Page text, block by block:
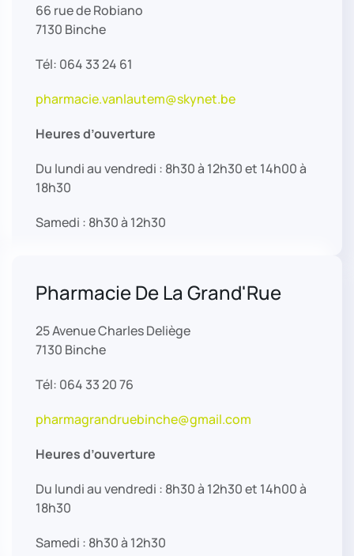
66 rue de Robiano
7130 Binche
Tél: 064 33 24 61
pharmacie.vanlautem@skynet.be
Heures d’ouverture
Du lundi au vendredi : 8h30 à 12h30 et 14h00 à
18h30
Samedi : 8h30 à 12h30
Pharmacie De La Grand'Rue
25 Avenue Charles Deliège
7130 Binche
Tél: 064 33 20 76
pharmagrandruebinche@gmail.com
Heures d’ouverture
Du lundi au vendredi : 8h30 à 12h30 et 14h00 à
18h30
Samedi : 8h30 à 12h30